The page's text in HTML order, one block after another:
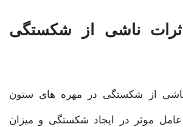
ناشی از شکستگی
از شکستگی در مهره های ستون
موثر در ایجاد شکستگی و میزان